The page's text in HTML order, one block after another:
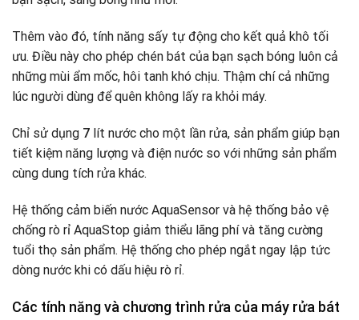
Thêm vào đó, tính năng sấy tự động cho kết quả khô tối
ưu. Điều này cho phép chén bát của bạn sạch bóng luôn cả
những mùi ẩm mốc, hôi tanh khó chịu. Thậm chí cả những
lúc người dùng để quên không lấy ra khỏi máy.
Chỉ sử dụng 7 lít nước cho một lần rửa, sản phẩm giúp bạn
tiết kiệm năng lượng và điện nước so với những sản phẩm
cùng dung tích rửa khác.
Hệ thống cảm biến nước AquaSensor và hệ thống bảo vệ
chống rò rỉ AquaStop giảm thiểu lãng phí và tăng cường
tuổi thọ sản phẩm. Hệ thống cho phép ngắt ngay lập tức
dòng nước khi có dấu hiệu rò rỉ.
Các tính năng và chương trình rửa của máy rửa bát